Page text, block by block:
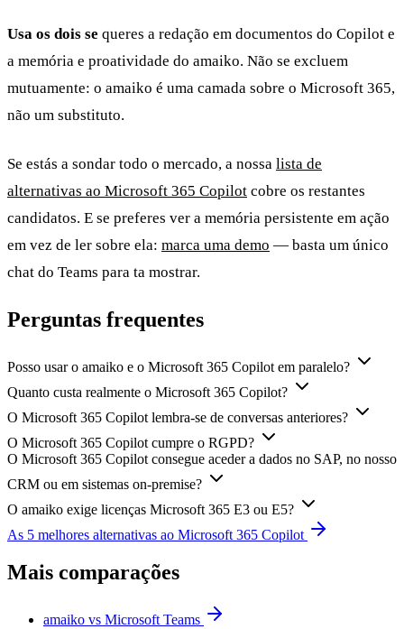
Usa os dois se queres a redação em documentos do Copilot e
a memória e proatividade do amaiko. Não se excluem
mutuamente: o amaiko é uma camada sobre o Microsoft 365,
não um substituto.
Se estás a sondar todo o mercado, a nossa lista de
alternativas ao Microsoft 365 Copilot cobre os restantes
candidatos. E se preferes ver a memória persistente em ação
em vez de ler sobre ela: marca uma demo — basta um único
chat do Teams para ta mostrar.
Perguntas frequentes
Posso usar o amaiko e o Microsoft 365 Copilot em paralelo?
Quanto custa realmente o Microsoft 365 Copilot?
O Microsoft 365 Copilot lembra-se de conversas anteriores?
O Microsoft 365 Copilot cumpre o RGPD?
O Microsoft 365 Copilot consegue aceder a dados no SAP, no nosso
CRM ou em sistemas on-premise?
O amaiko exige licenças Microsoft 365 E3 ou E5?
As 5 melhores alternativas ao Microsoft 365 Copilot
Mais comparações
amaiko vs Microsoft Teams